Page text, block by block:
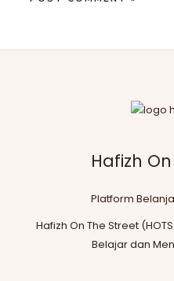
Hafizh
Platform
Hafizh On The Street
Belajar dan